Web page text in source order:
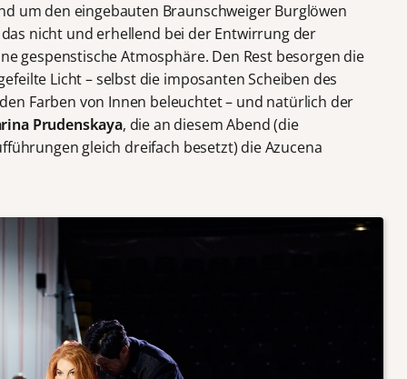
um den eingebauten Braunschweiger Burglöwen
nicht und erhellend bei der Entwirrung der
gespenstische Atmosphäre. Den Rest besorgen die
Licht – selbst die imposanten Scheiben des
Farben von Innen beleuchtet – und natürlich der
Prudenskaya, die an diesem Abend (die
gleich dreifach besetzt) die Azucena